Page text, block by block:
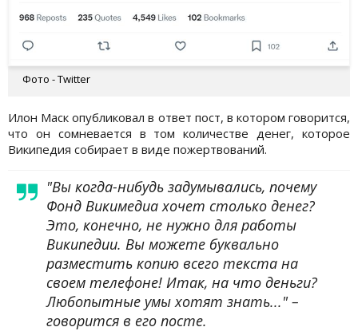
Фото - Twitter
Илон Маск опубликовал в ответ пост, в котором говорится,
что он сомневается в том количестве денег, которое
Википедия собирает в виде пожертвований.
"Вы когда-нибудь задумывались, почему
Фонд Викимедиа хочет столько денег?
Это, конечно, не нужно для работы
Википедии. Вы можете буквально
разместить копию всего текста на
своем телефоне! Итак, на что деньги?
Любопытные умы хотят знать..." –
говорится в его посте.